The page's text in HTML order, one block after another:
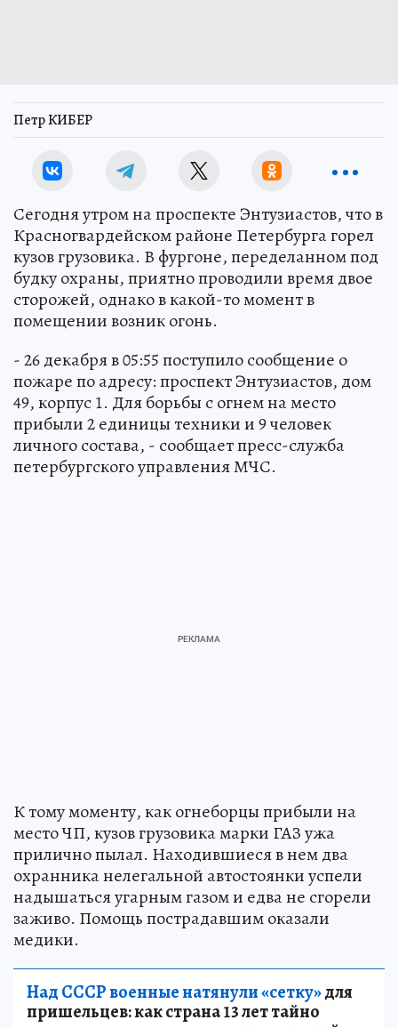
Петр КИБЕР
Сегодня утром на проспекте Энтузиастов, что в
Красногвардейском районе Петербурга горел
кузов грузовика. В фургоне, переделанном под
будку охраны, приятно проводили время двое
сторожей, однако в какой-то момент в
помещении возник огонь.
- 26 декабря в 05:55 поступило сообщение о
пожаре по адресу: проспект Энтузиастов, дом
49, корпус 1. Для борьбы с огнем на место
прибыли 2 единицы техники и 9 человек
личного состава, - сообщает пресс-служба
петербургского управления МЧС.
К тому моменту, как огнеборцы прибыли на
место ЧП, кузов грузовика марки ГАЗ ужа
прилично пылал. Находившиеся в нем два
охранника нелегальной автостоянки успели
надышаться угарным газом и едва не сгорели
заживо. Помощь пострадавшим оказали
медики.
Над СССР военные натянули «сетку»для
пришельцев: как страна 13 лет тайно